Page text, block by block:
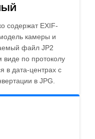
содержат EXIF-
камеры и
файл JP2
по протоколу
в дата-центрах с
в JPG.